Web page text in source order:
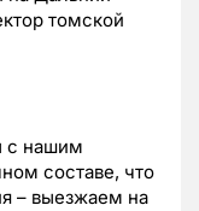
томской
с нашим
составе, что
– выезжаем на